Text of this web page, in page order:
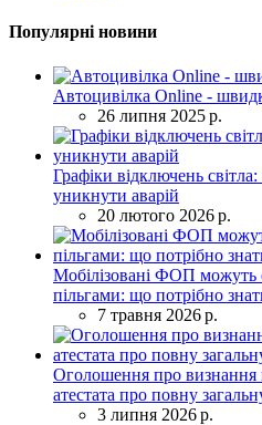
Популярні новини
Автоцивілка Online -
26 липня 2025 р.
Графіки відключень
уникнути аварій
20 лютого 2026 р.
Мобілізовані ФОП можуть
пільгами: що потрібно
7 травня 2026 р.
Оголошення про визнання
атестата про повну
3 липня 2026 р.